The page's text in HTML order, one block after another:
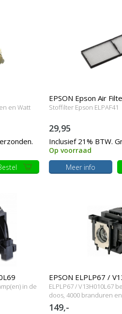
en Watt
EPSON Epson Air
Stoffilter Epson ELPAF41
29,95
Inclusief 21% BTW.
Op voorraad
Meer info
in de
EPSON ELPLP67 /
Originele lamp met
ELPLP67 / V13H010L67
doos, 4000 branduren
149,-